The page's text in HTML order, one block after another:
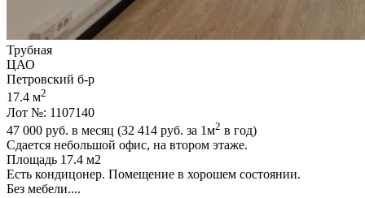
Трубная
ЦАО
Петровский б-р
17.4 м2
Лот №: 1107140
47 000 руб. в месяц (32 414 руб. за 1м2 в год)
Сдается небольшой офис,­ на втором этаже.
Площадь 17.4 м2
Есть кондицонер. Помещение в хорошем состоянии.
Без мебели....